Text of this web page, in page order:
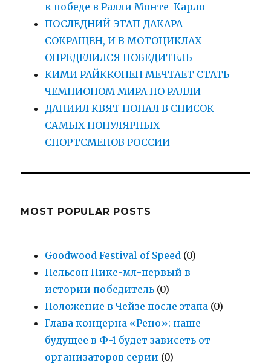
к победе в Ралли Монте-Карло
ПОСЛЕДНИЙ ЭТАП ДАКАРА
СОКРАЩЕН, И В МОТОЦИКЛАХ
ОПРЕДЕЛИЛСЯ ПОБЕДИТЕЛЬ
КИМИ РАЙККОНЕН МЕЧТАЕТ СТАТЬ
ЧЕМПИОНОМ МИРА ПО РАЛЛИ
ДАНИИЛ КВЯТ ПОПАЛ В СПИСОК
САМЫХ ПОПУЛЯРНЫХ
СПОРТСМЕНОВ РОССИИ
MOST POPULAR POSTS
Goodwood Festival of Speed (0)
Нельсон Пике-мл-первый в
истории победитель (0)
Положение в Чейзе после этапа (0)
Глава концерна «Рено»: наше
будущее в Ф-1 будет зависеть от
организаторов серии (0)